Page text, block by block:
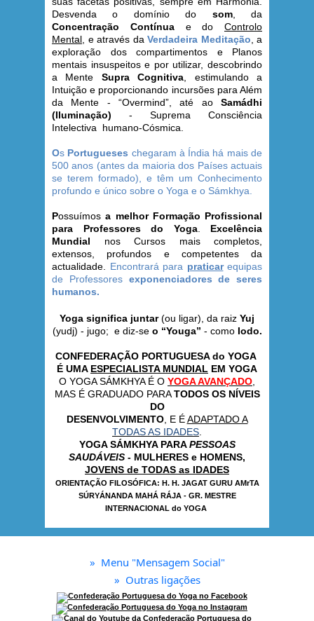
Desvenda o domínio do som, da
Concentração Contínuae do Controlo
Mental , e através da Verdadeira Meditação , a
exploração dos compartimentos e Planos
mentais insuspeitos e por utilizar, descobrindo
a Mente Supra Cognitiva , estimulando a
Intuição e proporcionando incursões para Além
da Mente - “Overmind”, até ao Samádhi
(Iluminação) - Suprema Consciência
Intelectiva humano-Cósmica.
Os Portugueses chegaram à Índia há mais de
500 anos (antes da maioria dos Países actuais
se terem formado), e têm um Conhecimento
profundo e único sobre o Yoga e o Sámkhya.
Possuímosa melhor Formação Profissional
para Professores do Yoga. Excelência
Mundial nos Cursos mais completos,
extensos, profundos e competentes da
actualidade.
Encontrará para praticarequipas
de Professores exponenciadores de seres
humanos.
Yoga significa juntar(ou ligar), da raiz Yuj
(yudj) - jugo; e diz-se o “Youga” - como Iodo.
CONFEDERAÇÃO PORTUGUESA do YOGA
É UMA ESPECIALISTA MUNDIAL EM YOGA
O YOGA SÁMKHYA É O YOGA AVANÇADO
MAS É GRADUADO PARATODOS OS NÍVEIS
DO
DESENVOLVIMENTO, E ÉADAPTADO A
TODAS AS IDADES
YOGA SÁMKHYA PARAPESSOAS
SAUDÁVEIS - MULHERES e HOMENS,
JOVENS de TODAS as IDADES
ORIENTAÇÃO FILOSÓFICA: H. H. JAGAT GURU AMrTA
SÚRYÁNANDA MAHÁ RÁJA - GR. MESTRE
INTERNACIONAL do YOGA
» Menu "Mensagem Social"
» Outras ligações